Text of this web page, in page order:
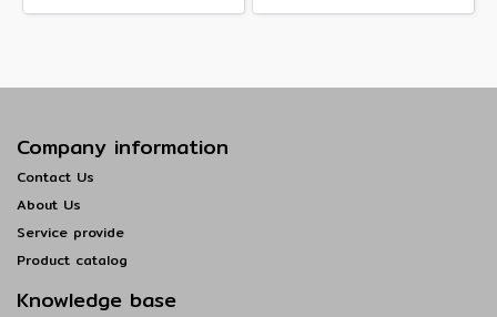
Company information
Contact Us
About Us
Service provide
Product catalog
Knowledge base